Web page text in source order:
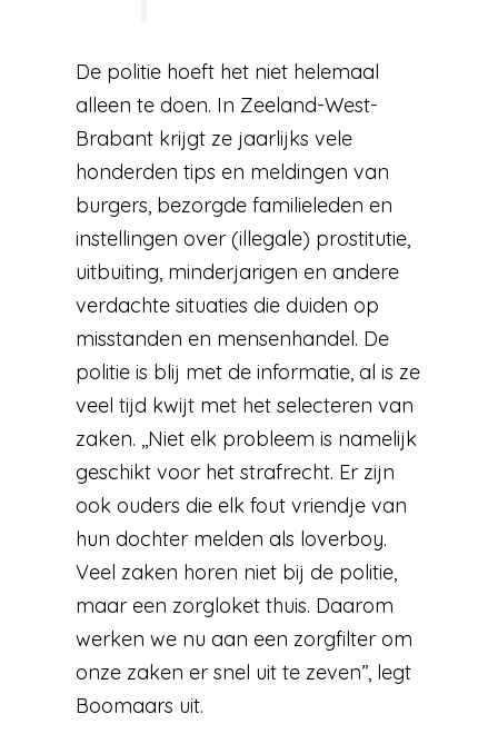
De politie hoeft het niet helemaal
alleen te doen. In Zeeland-West-
Brabant krijgt ze jaarlijks vele
honderden tips en meldingen van
burgers, bezorgde familieleden en
instellingen over (illegale) prostitutie,
uitbuiting, minderjarigen en andere
verdachte situaties die duiden op
misstanden en mensenhandel. De
politie is blij met de informatie, al is ze
veel tijd kwijt met het selecteren van
zaken. ,,Niet elk probleem is namelijk
geschikt voor het strafrecht. Er zijn
ook ouders die elk fout vriendje van
hun dochter melden als loverboy.
Veel zaken horen niet bij de politie,
maar een zorgloket thuis. Daarom
werken we nu aan een zorgfilter om
onze zaken er snel uit te zeven’’, legt
Boomaars uit.